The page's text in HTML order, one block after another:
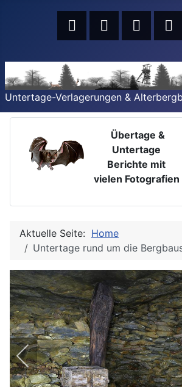
Untertage-Verlagerungen &
Übertage &
Untertage
Berichte mit
vielen Fotografien
Aktuelle Seite: Home
Untertage rund um die